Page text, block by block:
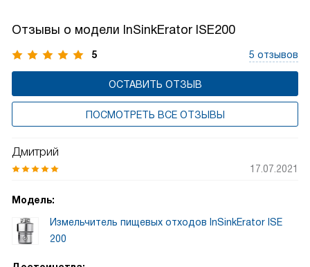
вы обеспечиваете стабильную работу кухни.
Долговечность гарантирована при активном
Отзывы о модели InSinkErator ISE200
5 5 отзывов
ОСТАВИТЬ ОТЗЫВ
ПОСМОТРЕТЬ ВСЕ ОТЗЫВЫ
Дмитрий
17.07.2021
Модель:
Измельчитель пищевых отходов InSinkErator ISE
200